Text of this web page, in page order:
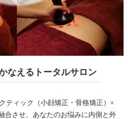
なえるトータルサロン
ティック（小顔矯正・骨格矯正）×
合させ、あなたのお悩みに内側と外